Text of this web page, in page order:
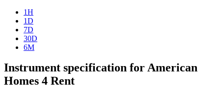
1H
1D
7D
30D
6M
Instrument specification for American
Homes 4 Rent